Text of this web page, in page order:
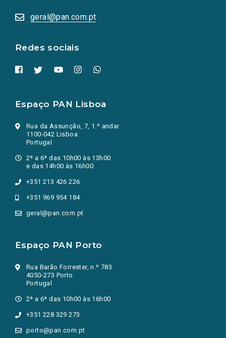
geral@pan.com.pt
Redes sociais
numa
nova
Espaço PAN Lisboa
Rua da Assunção, 7, 1.º andar
1100-042 Lisboa
Portugal
2ª a 6ª das 10h00 às 13h00
e das 14h00 às 16h00
+351 213 426 226
+351 969 954 184
geral@pan.com.pt
Espaço PAN Porto
Rua Barão Forrester, n.º 783
4050-273 Porto
Portugal
2ª a 6ª das 10h00 às 16h00
+351 228 329 273
porto@pan.com.pt